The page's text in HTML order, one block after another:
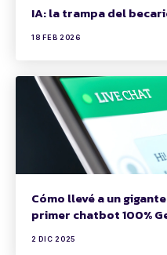
IA: la trampa del
18 FEB 2026
Cómo llevé a un
primer chatbot 100%
2 DIC 2025